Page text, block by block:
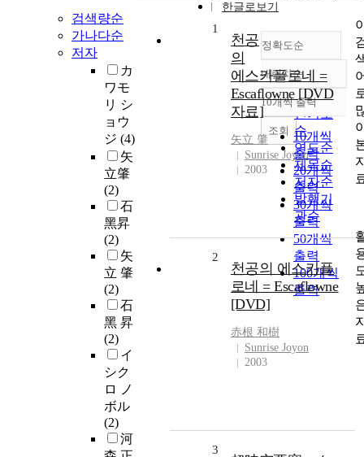
검색량순
가나다순
저자
カ
ワモ
リ シ
ョウ
ジ (4)
矢
立肇
(2)
石
黑昇
(2)
矢
立 肇
(2)
石
黑 昇
(2)
イ
シク
ロ ノ
ボル
(2)
河
한글로보기
정확도순
정확도
순
인기도
순
연도순
제목순
저자순
발행기
관순
내림차순
내림차순
10개씩 출력
10개씩
출력
20개씩
출력
30개씩
출력
50개씩
출력
100개씩
출력
조회
1
천공
의
에스카플로네 =
Escaflowne [DVD
자료]
矢立 肇
Sunrise Joyon
2003
2
천공의 에스카플
로네 = Escaflowne
[DVD]
赤根 和樹
Sunrise Joyon
2003
3